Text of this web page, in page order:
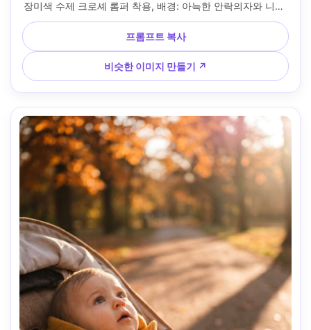
장미색 수제 크로셰 롬퍼 착용, 배경: 아늑한 안락의자와 니트
스로우, 부드러운 낙하가 있는 따뜻한 램프 조명, 라이카 SL2-
S, 50mm f/1.4, 아기와 손에 단단한 크롭, 부드러운 보케, 미묘
한 그레인, 생생한 피부 질감, 친밀한 기억 분위기 --ar 4:5
프롬프트 복사
비슷한 이미지 만들기 ↗